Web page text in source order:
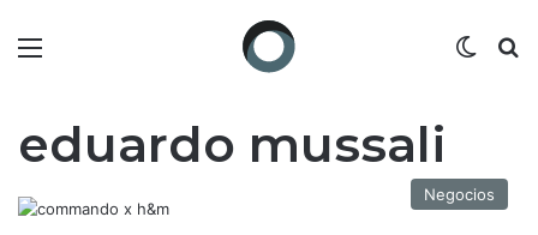
eduardo mussali
Negocios